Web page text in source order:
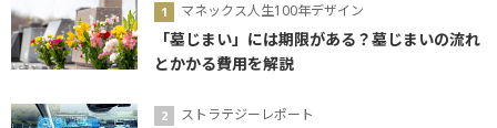
マネックス人生100年デザイン
「墓じまい」には期限がある？墓じまいの流れ
とかかる費用を解説
ストラテジーレポート